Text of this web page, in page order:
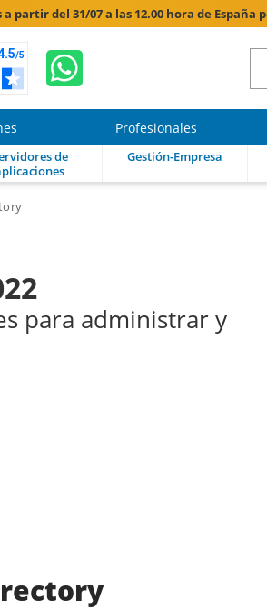
a partir del 31/07 a las 12.00 hora de
Profesionales
de
Gestión-Empresa
para administrar y